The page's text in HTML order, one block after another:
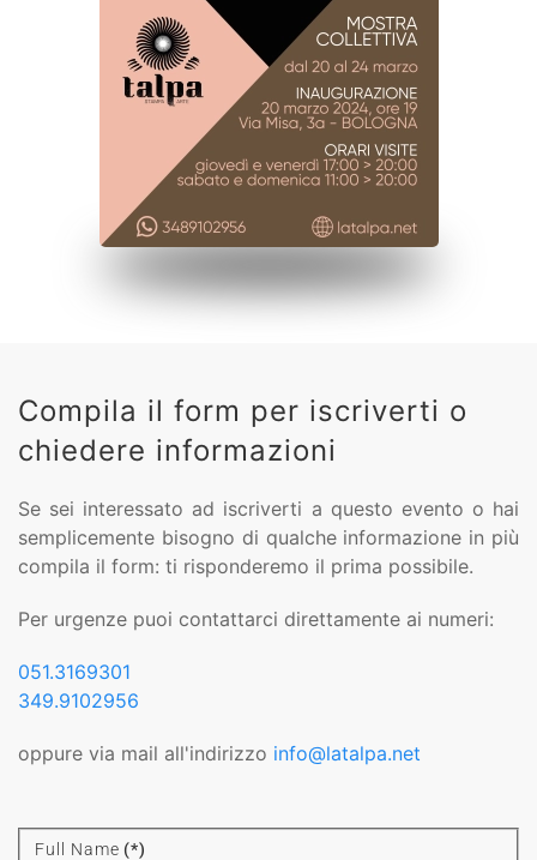
Compila il form per iscriverti o
chiedere informazioni
Se sei interessato ad iscriverti a questo evento o hai
semplicemente bisogno di qualche informazione in più
compila il form: ti risponderemo il prima possibile.
Per urgenze puoi contattarci direttamente ai numeri:
051.3169301
349.9102956
oppure via mail all'indirizzo info@latalpa.net
Full Name (*)